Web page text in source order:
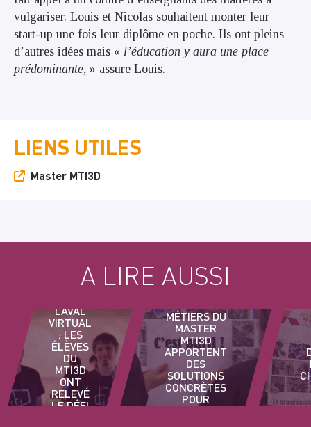
vulgariser. Louis et Nicolas souhaitent monter leur
start-up une fois leur diplôme en poche. Ils ont pleins
d’autres idées mais « l’éducation y aura une place
prédominante, » assure Louis.
LIENS UTILES
Master MTI3D
A LIRE AUSSI
LAVAL
VIRTUAL
: LES
ÉLÈVES
DU
MTI3D
ONT
RELEVÉ
LE DÉFI
DES
MÉTIERS DU
MASTER
MTI3D
APPORTENT
DES
SOLUTIONS
CONCRÈTES
POUR
INNOVER